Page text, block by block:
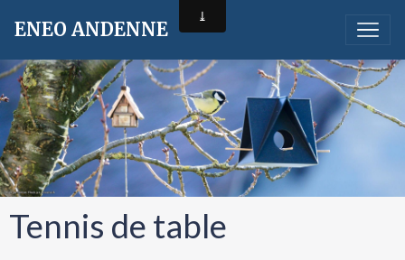
ENEO ANDENNE
Tennis de table